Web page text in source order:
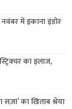
नवंबर में इकाना इंडोर
का इलाज,
का खिताब श्रेया